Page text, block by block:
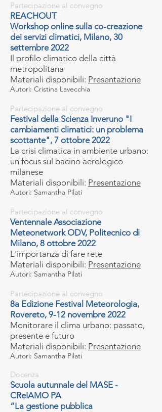
Partecipazione al convegno
REACHOUT
Workshop online sulla co-creazione
dei servizi climatici, Milano, 30
settembre 2022
Il profilo climatico della città
metropolitana
Materiali disponibili: Presentazione
Autori: Cristina Lavecchia
Partecipazione al convegno
Festival della Scienza Inveruno "I
cambiamenti climatici: un problema
scottante", 7 ottobre 2022
La crisi climatica in ambiente urbano:
un focus sul bacino aerologico
milanese
Materiali disponibili: Presentazione
Autori: Samantha Pilati
Partecipazione al convegno
Ventennale Associazione
Meteonetwork ODV, Politecnico di
Milano, 8 ottobre 2022
L'importanza di fare rete
Materiali disponibili: Presentazione
Autori: Samantha Pilati
Partecipazione al convegno
8a Edizione Festival Meteorologia,
Rovereto, 9-12 novembre 2022
Monitorare il clima urbano: passato,
presente e futuro
Materiali disponibili: Presentazione
Autori: Samantha Pilati
Docenza
Scuola autunnale del MASE -
CReIAMO PA
“La gestione pubblica